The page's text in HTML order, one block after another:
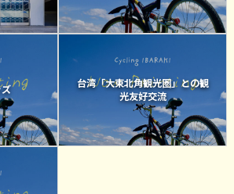
台湾「大東北角観光圏」との観
光友好交流